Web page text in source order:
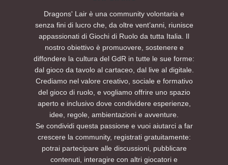
Dragons' Lair è una community volontaria e
senza fini di lucro che, da oltre vent’anni, riunisce
appassionati di Giochi di Ruolo da tutta Italia. Il
nostro obiettivo è promuovere, sostenere e
diffondere la cultura del GdR in tutte le sue forme:
dal gioco da tavolo al cartaceo, dal live al digitale.
Crediamo nel valore creativo, sociale e formativo
del gioco di ruolo, e vogliamo offrire uno spazio
aperto e inclusivo dove condividere esperienze,
idee, regole, ambientazioni e avventure.
Se condividi questa passione e vuoi aiutarci a far
crescere la community, registrati gratuitamente:
potrai partecipare alle discussioni, pubblicare
contenuti, interagire con altri giocatori e